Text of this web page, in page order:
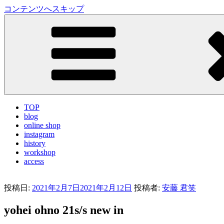
コンテンツへスキップ
LA VILLA ROUGE Blog
TOP
blog
online shop
instagram
history
workshop
access
投稿日: 2021年2月7日 2021年2月12日 投稿者: 安藤 君笑
yohei ohno 21s/s new in